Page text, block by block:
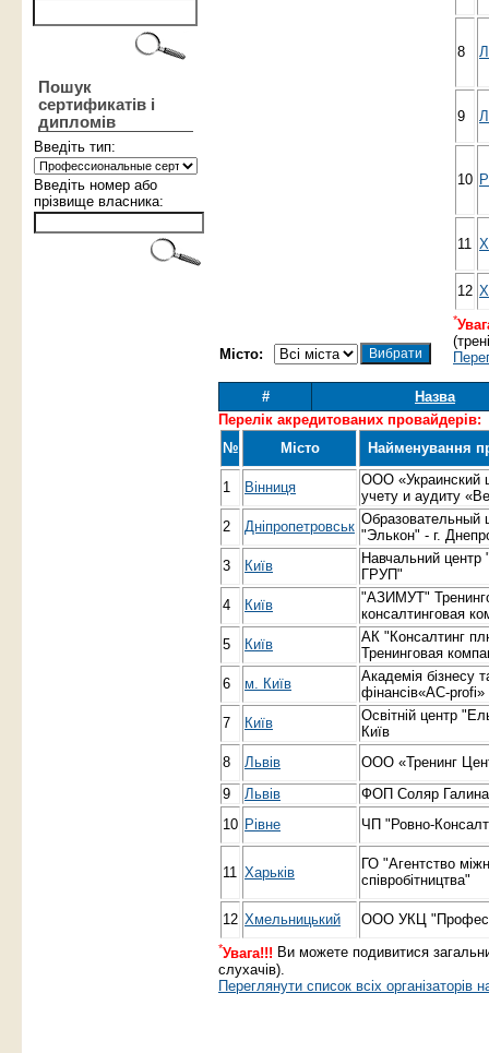
Пошук
сертификатів і
дипломів
Введіть тип:
Введіть номер або
прізвище власника:
Місто:
8
9
10
11
12
*
#
Назва
Перелік акредитованих провайдерів:
№
Місто Найменування
1 Вінниця
ООО «Украинский
учету и аудиту
2
Дніпропетровськ Образовательный
"Элькон" - г.
3
Київ
Навчальний
ГРУП"
4
Київ
"АЗИМУТ"
консалтинговая
5
Київ
АК "Консалтинг
Тренинговая
6
м. Київ
Академія бізнесу
фінансів«AC-profi»
7
Київ
Освітній центр
Київ
8
Львів
ООО «Тренинг
9
Львів
ФОП Соляр Галина
10 Рівне ЧП "Ровно-
11 Харьків
ГО "Агентство
співробітництва"
12 Хмельницький ООО УКЦ
*Увага!!! Ви можете подивитися
слухачів).
Переглянути список всіх організаторів